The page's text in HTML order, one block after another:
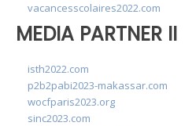
vacancesscolaires2022.com
MEDIA PARTNER II
isth2022.com
p2b2pabi2023-makassar.com
wocfparis2023.org
sinc2023.com